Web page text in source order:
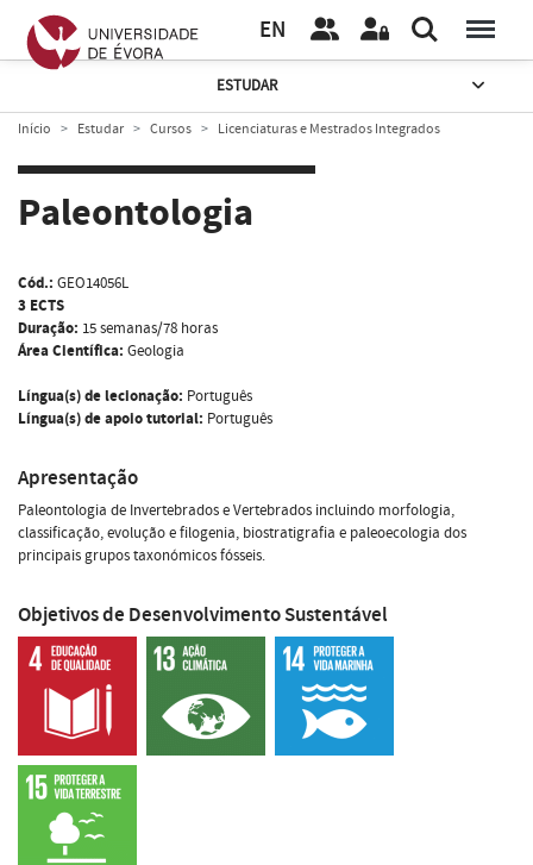
EN
ESTUDAR
Início Estudar Cursos Licenciaturas e Mestrados Integrados
Paleontologia
Cód.: GEO14056L
3 ECTS
Duração: 15 semanas/78 horas
Área Científica: Geologia
Língua(s) de lecionação: Português
Língua(s) de apoio tutorial: Português
Apresentação
Paleontologia de Invertebrados e Vertebrados incluindo morfologia,
classificação, evolução e filogenia, biostratigrafia e paleoecologia dos
principais grupos taxonómicos fósseis.
Objetivos de Desenvolvimento Sustentável